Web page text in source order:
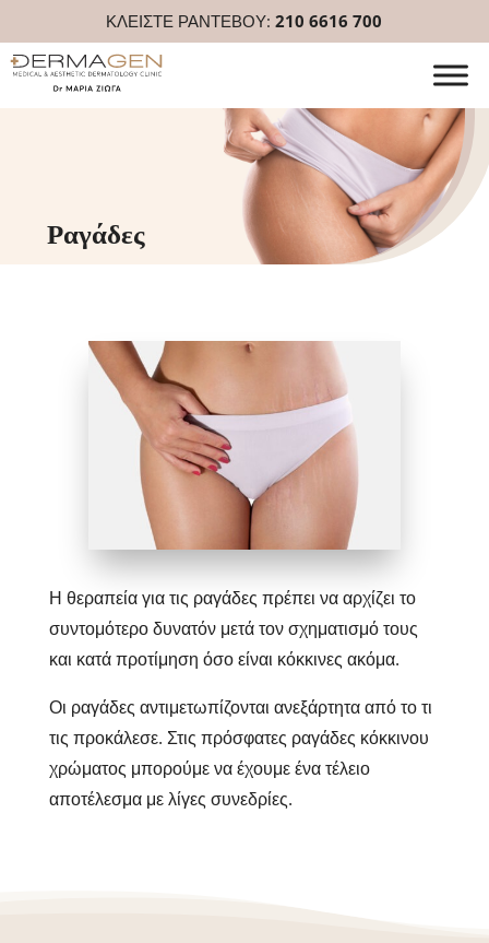
ΚΛΕΙΣΤΕ ΡΑΝΤΕΒΟΥ:210 6616 700
Ραγάδες
Η θεραπεία για τις ραγάδες πρέπει να αρχίζει το
συντομότερο δυνατόν μετά τον σχηματισμό τους
και κατά προτίμηση όσο είναι κόκκινες ακόμα.
Οι ραγάδες αντιμετωπίζονται ανεξάρτητα από το τι
τις προκάλεσε. Στις πρόσφατες ραγάδες κόκκινου
χρώματος μπορούμε να έχουμε ένα τέλειο
αποτέλεσμα με λίγες συνεδρίες.